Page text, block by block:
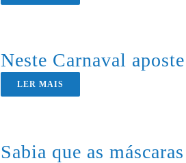
Neste Carnaval
LER MAIS
Sabia que as